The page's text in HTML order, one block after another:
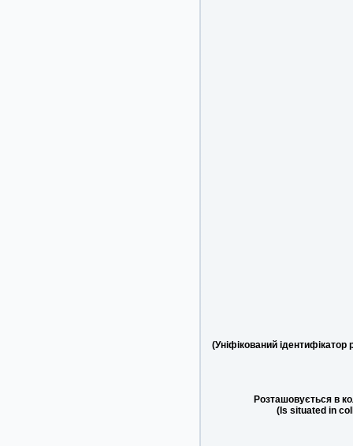
(Уніфікований ідентифікатор
Розташовується в
(Is situated in